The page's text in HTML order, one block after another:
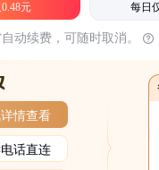
元 每日
动续费，可随时取消。
情查看
话直连